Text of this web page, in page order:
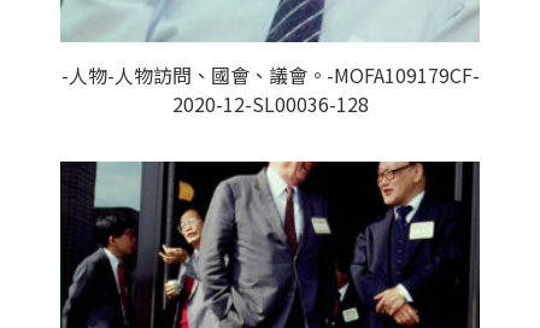
-人物-人物訪問、國會、議會。-MOFA109179CF-
2020-12-SL00036-128